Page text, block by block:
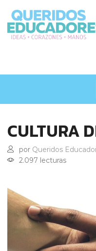
CULTURA
por Queridos
2.097 lecturas